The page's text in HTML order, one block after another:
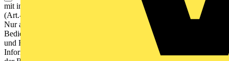
mit integriertem 1fach-Rahmen LS ZERO inklusive Saugheber
(Art.-Nr.: W-HEBER) zur Demontage des Gerätes vom Tragring
Nur als Einzelgerät zu montieren! Bestimmungsgemäßer Gebrauch
Bedienen von Verbrauchern (Licht schalten und dimmen, Jalousien
und Rollladen steuern etc.) Visualisieren von Anlagenzuständen und
Informationen (z.B. Temperatur und Helligkeit) Messen und Regeln